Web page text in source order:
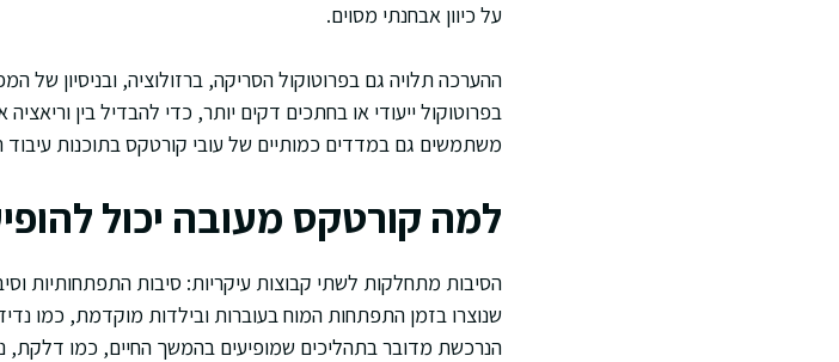
על כיוון אבחנתי מסוים.
בפרוטוקול ייעודי או בחתכים דקים יותר, כדי להבדיל בין
משתמשים גם במדדים כמותיים של עובי קורטקס בתוכנות
למה קורטקס מעובה יכול
הסיבות מתחלקות לשתי קבוצות עיקריות: סיבות התפתחותיות
שנוצרו בזמן התפתחות המוח בעוברות ובילדות מוקדמת, כמו
הנרכשת מדובר בתהליכים שמופיעים בהמשך החיים, כמו דלקת,